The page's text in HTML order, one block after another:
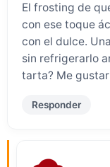
El frosting de
con ese toque
con el dulce.
sin refrigerarlo
tarta? Me
Responder